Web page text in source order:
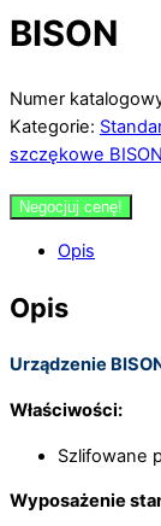
BISON
Numer
Kategorie:
szczękowe BISON
Negocjuj cenę!
Opis
Opis
Urządzenie
Właściwości:
Szlifowane
Wyposażenie